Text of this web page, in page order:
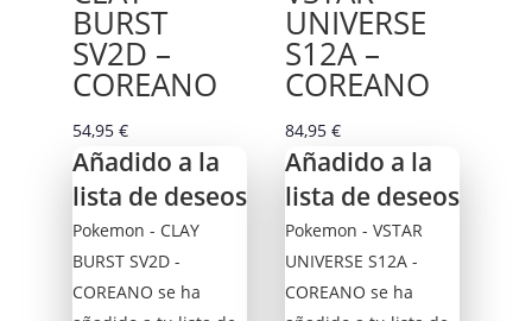
BURST
SV2D –
COREANO
54,95 €
Añadido a la
lista de deseos
Pokemon - CLAY
BURST SV2D -
COREANO se ha
UNIVERSE
S12A –
COREANO
84,95 €
Añadido a la
lista de deseos
Pokemon - VSTAR
UNIVERSE S12A -
COREANO se ha